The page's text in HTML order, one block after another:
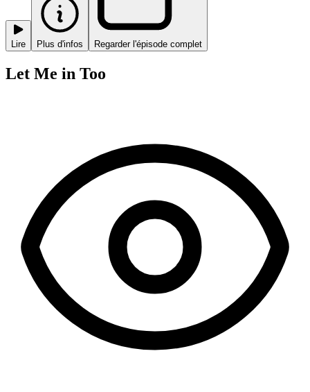
Lire Plus d'infos Regarder l'épisode complet
Let Me in Too